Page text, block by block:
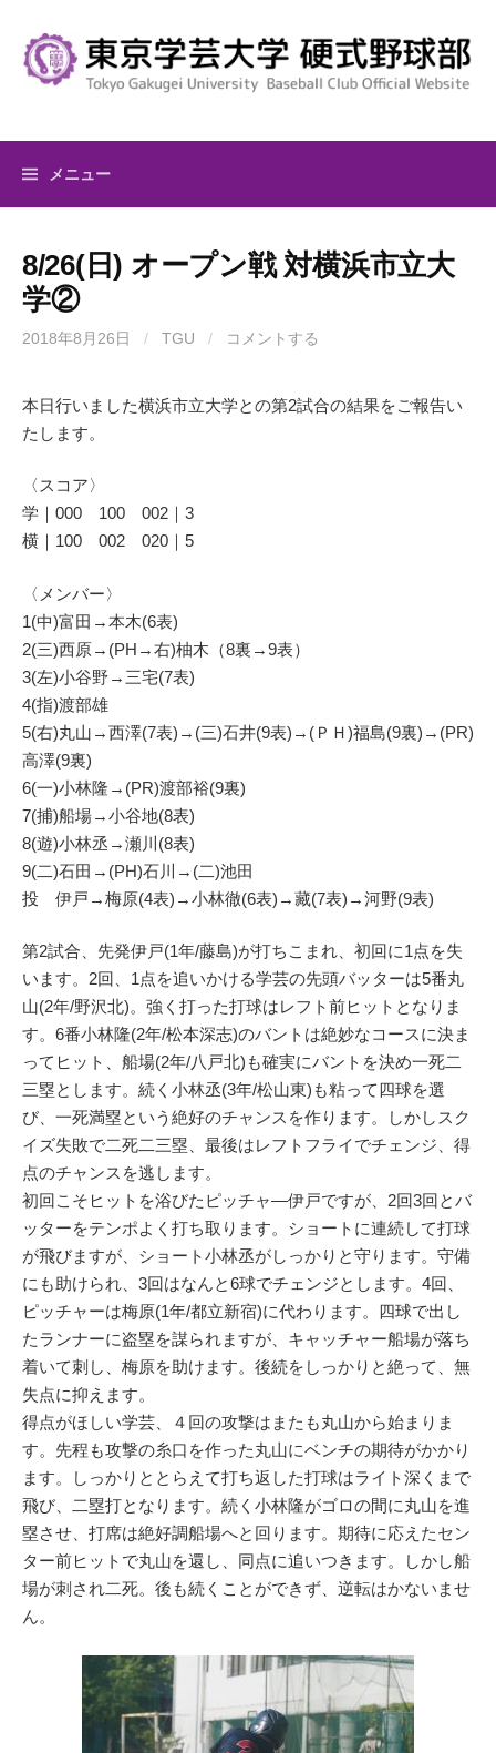
キ
メニュー
8/26(日) オープン戦 対横浜市立大
学②
2018年8月26日 / TGU / コメントする
本日行いました横浜市立大学との第2試合の結果をご報告い
たします。
〈スコア〉
学｜000 100 002｜3
横｜100 002 020｜5
〈メンバー〉
1(中)富田→本木(6表)
2(三)西原→(PH→右)柚木（8裏→9表）
3(左)小谷野→三宅(7表)
4(指)渡部雄
5(右)丸山→西澤(7表)→(三)石井(9表)→(ＰＨ)福島(9裏)→(PR)
高澤(9裏)
6(一)小林隆→(PR)渡部裕(9裏)
7(捕)船場→小谷地(8表)
8(遊)小林丞→瀬川(8表)
9(二)石田→(PH)石川→(二)池田
投 伊戸→梅原(4表)→小林徹(6表)→藏(7表)→河野(9表)
第2試合、先発伊戸(1年/藤島)が打ちこまれ、初回に1点を失
います。2回、1点を追いかける学芸の先頭バッターは5番丸
山(2年/野沢北)。強く打った打球はレフト前ヒットとなりま
す。6番小林隆(2年/松本深志)のバントは絶妙なコースに決ま
ってヒット、船場(2年/八戸北)も確実にバントを決め一死二
三塁とします。続く小林丞(3年/松山東)も粘って四球を選
び、一死満塁という絶好のチャンスを作ります。しかしスク
イズ失敗で二死二三塁、最後はレフトフライでチェンジ、得
点のチャンスを逃します。
初回こそヒットを浴びたピッチャ―伊戸ですが、2回3回とバ
ッターをテンポよく打ち取ります。ショートに連続して打球
が飛びますが、ショート小林丞がしっかりと守ります。守備
にも助けられ、3回はなんと6球でチェンジとします。4回、
ピッチャーは梅原(1年/都立新宿)に代わります。四球で出し
たランナーに盗塁を謀られますが、キャッチャー船場が落ち
着いて刺し、梅原を助けます。後続をしっかりと絶って、無
失点に抑えます。
得点がほしい学芸、４回の攻撃はまたも丸山から始まりま
す。先程も攻撃の糸口を作った丸山にベンチの期待がかかり
ます。しっかりととらえて打ち返した打球はライト深くまで
飛び、二塁打となります。続く小林隆がゴロの間に丸山を進
塁させ、打席は絶好調船場へと回ります。期待に応えたセン
ター前ヒットで丸山を還し、同点に追いつきます。しかし船
場が刺され二死。後も続くことができず、逆転はかないませ
ん。